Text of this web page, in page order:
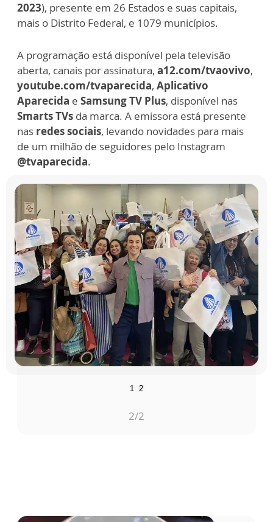
2023), presente em 26 Estados e suas capitais,
mais o Distrito Federal, e 1079 municípios.
A programação está disponível pela televisão
aberta, canais por assinatura, a12.com/tvaovivo,
youtube.com/tvaparecida, Aplicativo
Aparecida e Samsung TV Plus, disponível nas
Smarts TVs da marca. A emissora está presente
nas redes sociais, levando novidades para mais
de um milhão de seguidores pelo Instagram
@tvaparecida.
1 2
1/2